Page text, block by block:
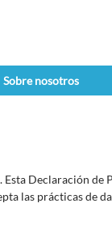
Sobre nosotros
Declaración de
las prácticas de